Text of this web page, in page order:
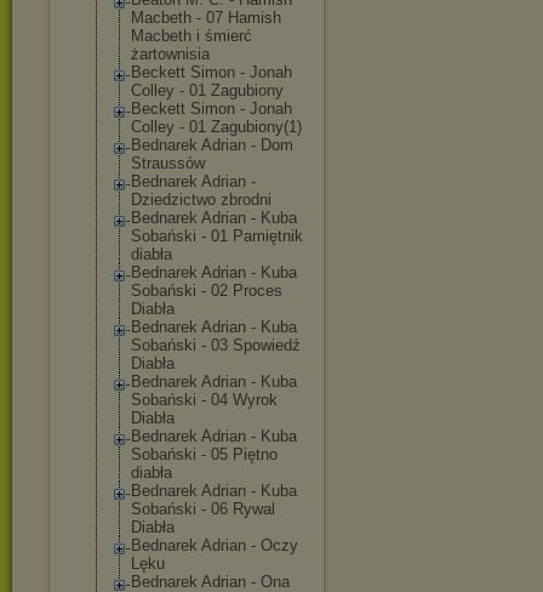
Macbeth - 07 Hamish
Macbeth i śmierć
żartownisia
Beckett Simon - Jonah
Colley - 01 Zagubiony
Beckett Simon - Jonah
Colley - 01 Zagubiony(1)
Bednarek Adrian - Dom
Straussów
Bednarek Adrian -
Dziedzictwo zbrodni
Bednarek Adrian - Kuba
Sobański - 01 Pamiętnik
diabła
Bednarek Adrian - Kuba
Sobański - 02 Proces
Diabła
Bednarek Adrian - Kuba
Sobański - 03 Spowiedź
Diabła
Bednarek Adrian - Kuba
Sobański - 04 Wyrok
Diabła
Bednarek Adrian - Kuba
Sobański - 05 Piętno
diabła
Bednarek Adrian - Kuba
Sobański - 06 Rywal
Diabła
Bednarek Adrian - Oczy
Lęku
Bednarek Adrian - Ona